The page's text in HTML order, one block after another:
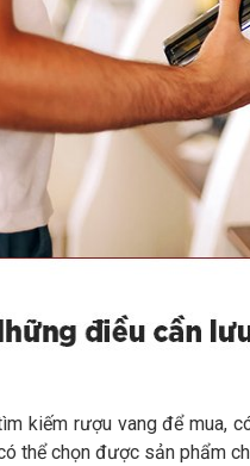
kiếm rượu vang để mua,
thể chọn được sản phẩm